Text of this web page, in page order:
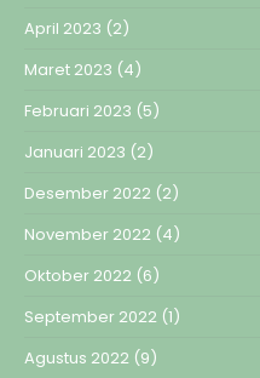
April 2023 (2)
Maret 2023 (4)
Februari 2023 (5)
Januari 2023 (2)
Desember 2022 (2)
November 2022 (4)
Oktober 2022 (6)
September 2022 (1)
Agustus 2022 (9)